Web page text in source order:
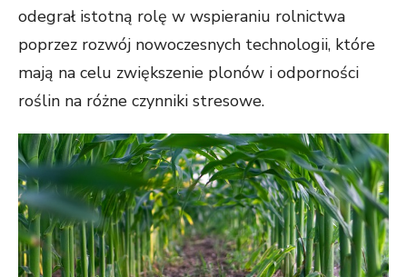
odegrał istotną rolę w wspieraniu rolnictwa
poprzez rozwój nowoczesnych technologii, które
mają na celu zwiększenie plonów i odporności
roślin na różne czynniki stresowe.